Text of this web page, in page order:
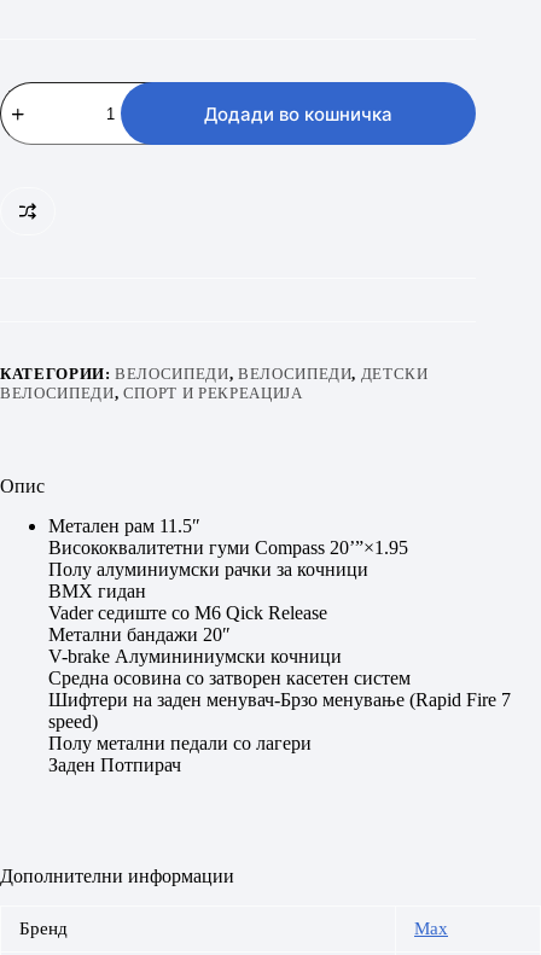
МАX
GMX
11.0
Додади во кошничка
КАТЕГОРИИ:ВЕЛОСИПЕДИ, ВЕЛОСИПЕДИ, ДЕТСКИ
ВЕЛОСИПЕДИ, СПОРТ И РЕКРЕАЦИЈА
Опис
Метален рам 11.5″
Висококвалитетни гуми Compass 20’”×1.95
Полу алуминиумски рачки за кочници
BMX гидан
Vader седиште со М6 Qick Release
Метални бандажи 20″
V-brake Алумининиумски кочници
Средна осовина со затворен касетен систем
Шифтери на заден менувач-Брзо менување (Rapid Fire 7
speed)
Полу метални педали со лагери
Заден Потпирач
Дополнителни информации
Бренд Max